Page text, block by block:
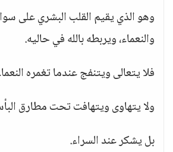
وهو الذي يقيم القلب البشري على
والنعماء، ويربطه بالله في حاليه.
فلا يتعالى ويتنفج عندما تغمره
ولا يتهاوى ويتهافت تحت مطارق
بل يشكر عند السراء.